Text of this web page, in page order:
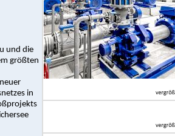
und die
größten
in